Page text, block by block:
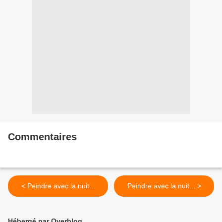
Commentaires
< Peindre avec la nuit... Peindre avec la nuit... >